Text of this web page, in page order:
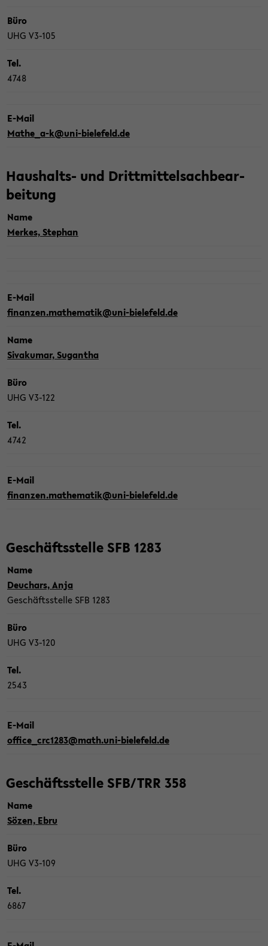
Büro
UHG V3-​105
Tel.
4748
E-​Mail
Mathe_a-​k@uni-​bielefeld.de
Haushalts-​ und Dritt­mit­tel­sach­be­ar­
bei­tung
Name
Mer­kes, Ste­phan
E-​Mail
fi­nan­zen.ma­the­ma­tik@uni-​bielefeld.de
Name
Siv­a­ku­mar, Sugan­tha
Büro
UHG V3-​122
Tel.
4742
E-​Mail
fi­nan­zen.ma­the­ma­tik@uni-​bielefeld.de
Ge­schäfts­stel­le SFB 1283
Name
Deu­ch­ars, Anja
Ge­schäfts­stel­le SFB 1283
Büro
UHG V3-​120
Tel.
2543
E-​Mail
office_crc1283@math.uni-​bielefeld.de
Ge­schäfts­stel­le SFB/TRR 358
Name
Sözen, Ebru
Büro
UHG V3-​109
Tel.
6867